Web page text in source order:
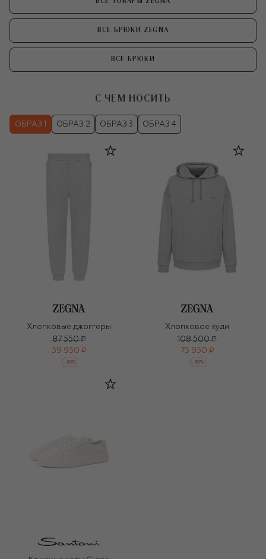
ВСЕ БРЮКИ ZEGNA
ВСЕ БРЮКИ
С ЧЕМ НОСИТЬ
ОБРАЗ 1 ОБРАЗ 2 ОБРАЗ 3 ОБРАЗ 4
Хлопковые джоггеры
87 550 ₽
59 950 ₽
-30%
Хлопковое худи
108 500 ₽
75 950 ₽
-30%